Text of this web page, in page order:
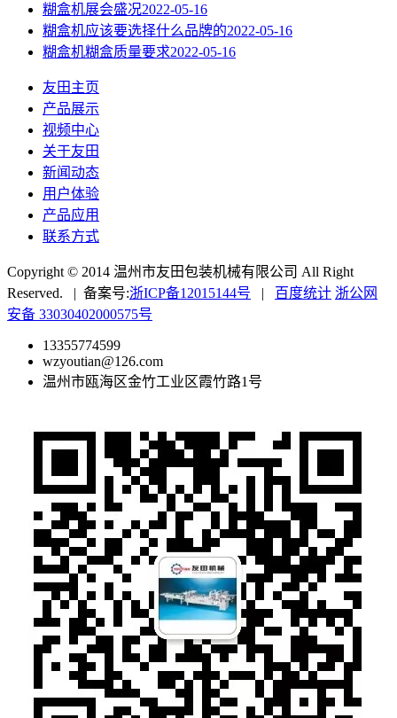
糊盒机展会盛况2022-05-16
糊盒机应该要选择什么品牌的2022-05-16
糊盒机糊盒质量要求2022-05-16
友田主页
产品展示
视频中心
关于友田
新闻动态
用户体验
产品应用
联系方式
Copyright © 2014 温州市友田包装机械有限公司 All Right
Reserved. | 备案号:浙ICP备12015144号 | 百度统计 浙公网
安备 33030402000575号
13355774599
wzyoutian@126.com
温州市瓯海区金竹工业区霞竹路1号